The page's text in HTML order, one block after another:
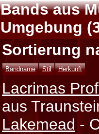
Bands aus
Umgebung
Sortierung
Bandname Stil Herkunft
Lacrimas
aus
Lakemead -